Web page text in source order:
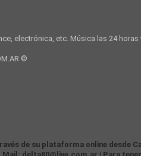
electrónica, etc. Música las 24
©
de su plataforma online desde